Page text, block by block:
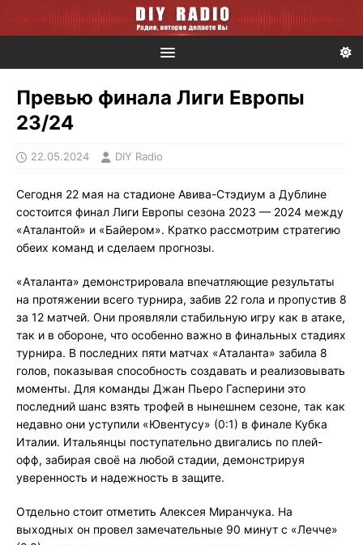
Превью финала Лиги Европы
23/24
22.05.2024 DIY Radio
Сегодня 22 мая на стадионе Авива-Стэдиум а Дублине
состоится финал Лиги Европы сезона 2023 — 2024 между
«Аталантой» и «Байером». Кратко рассмотрим стратегию
обеих команд и сделаем прогнозы.
«Аталанта» демонстрировала впечатляющие результаты
на протяжении всего турнира, забив 22 гола и пропустив 8
за 12 матчей. Они проявляли стабильную игру как в атаке,
так и в обороне, что особенно важно в финальных стадиях
турнира. В последних пяти матчах «Аталанта» забила 8
голов, показывая способность создавать и реализовывать
моменты. Для команды Джан Пьеро Гасперини это
последний шанс взять трофей в нынешнем сезоне, так как
недавно они уступили «Ювентусу» (0:1) в финале Кубка
Италии. Итальянцы поступательно двигались по плей-
офф, забирая своё на любой стадии, демонстрируя
уверенность и надежность в защите.
Отдельно стоит отметить Алексея Миранчука. На
выходных он провел замечательные 90 минут с «Лечче»